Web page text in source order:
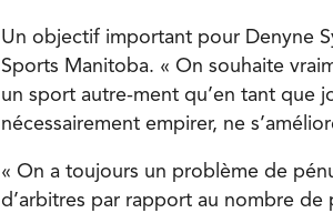
Un objectif important pour Denyne
Sports Manitoba. « On souhaite
un sport autre-ment qu’en tant que
nécessairement empirer, ne
« On a toujours un problème de
d’arbitres par rapport au nombre de